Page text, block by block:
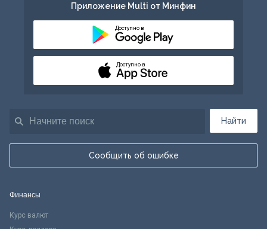
Найти
Сообщить об ошибке
Приложение Multi от Минфин
Доступно в
Доступно в
Финансы
Курс валют